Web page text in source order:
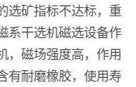
选矿指标不达标，重
系干选机磁选设备作
，磁场强度高，作用
有耐磨橡胶，使用寿